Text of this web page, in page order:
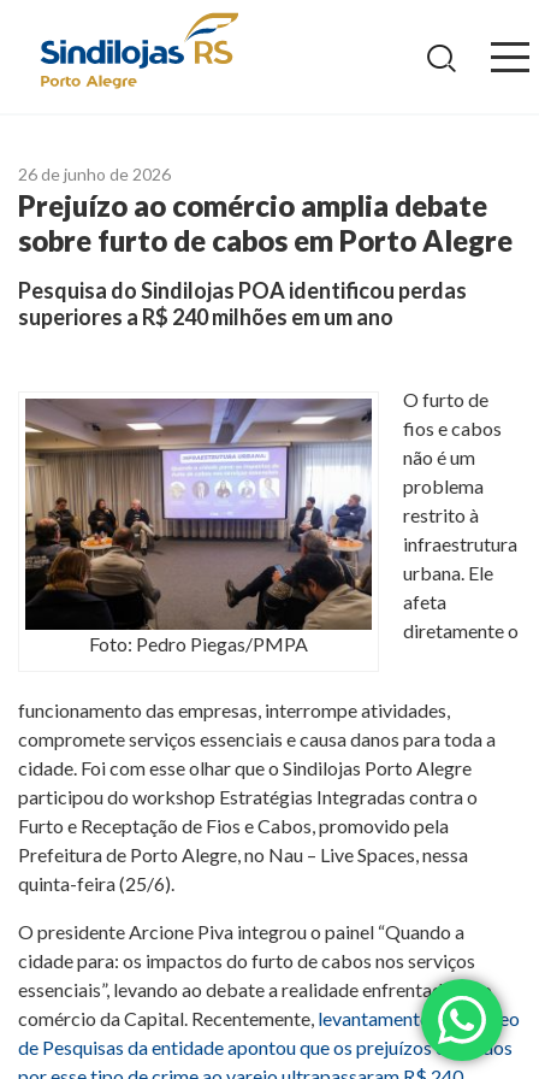
26 de junho de 2026
Prejuízo ao comércio amplia debate
sobre furto de cabos em Porto Alegre
Pesquisa do Sindilojas POA identificou perdas
superiores a R$ 240 milhões em um ano
Foto: Pedro Piegas/PMPA
O furto de
fios e cabos
não é um
problema
restrito à
infraestrutura
urbana. Ele
afeta
diretamente o
funcionamento das empresas, interrompe atividades,
compromete serviços essenciais e causa danos para toda a
cidade. Foi com esse olhar que o Sindilojas Porto Alegre
participou do workshop Estratégias Integradas contra o
Furto e Receptação de Fios e Cabos, promovido pela
Prefeitura de Porto Alegre, no Nau – Live Spaces, nessa
quinta-feira (25/6).
O presidente Arcione Piva integrou o painel “Quando a
cidade para: os impactos do furto de cabos nos serviços
essenciais”, levando ao debate a realidade enfrentada pelo
comércio da Capital. Recentemente, levantamento do Núcleo
de Pesquisas da entidade apontou que os prejuízos causados